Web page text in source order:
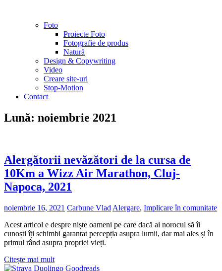
Foto
Proiecte Foto
Fotografie de produs
Natură
Design & Copywriting
Video
Creare site-uri
Stop-Motion
Contact
Lună: noiembrie 2021
Alergătorii nevăzători de la cursa de
10Km a Wizz Air Marathon, Cluj-
Napoca, 2021
noiembrie 16, 2021 Carbune Vlad Alergare, Implicare în comunitate
Acest articol e despre niște oameni pe care dacă ai norocul să îi
cunoști îți schimbi garantat percepția asupra lumii, dar mai ales și în
primul rând asupra propriei vieți.
Citește mai mult